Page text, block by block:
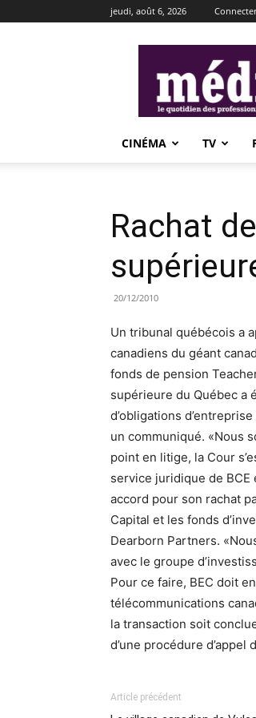
jeudi, août 6, 2026
CINÉMA TV
Rachat
20/12/2010
Un tribunal québécois a
canadiens du géant
fonds de pension
supérieure du Québec a
d’obligations
un communiqué. «Nous
point en litige, la Cour
service juridique de BCE
accord pour son rachat
Capital et les fonds
Dearborn Partners.
avec le groupe
Pour ce faire, BEC doit
télécommunications
la transaction soit
d’une procédure d’appel
Article précédent